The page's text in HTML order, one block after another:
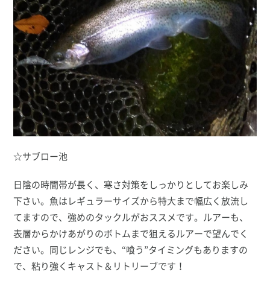
☆サブロー池
日陰の時間帯が長く、寒さ対策をしっかりとしてお楽しみ
下さい。魚はレギュラーサイズから特大まで幅広く放流し
てますので、強めのタックルがおススメです。ルアーも、
表層からかけあがりのボトムまで狙えるルアーで望んでく
ださい。同じレンジでも、“喰う”タイミングもありますの
で、粘り強くキャスト＆リトリーブです！